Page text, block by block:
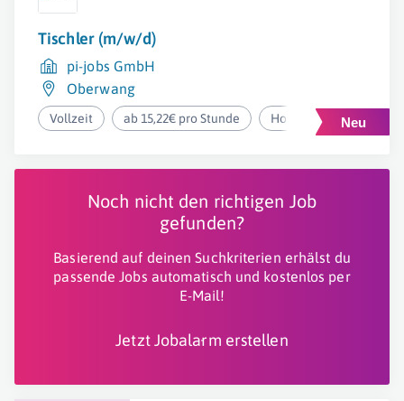
Tischler (m/w/d)
pi-jobs GmbH
Oberwang
Vollzeit ab 15,22€ pro Stunde Homeoffice
Noch nicht den richtigen Job
gefunden?
Basierend auf deinen Suchkriterien erhälst du
passende Jobs automatisch und kostenlos per
E-Mail!
Jetzt Jobalarm erstellen